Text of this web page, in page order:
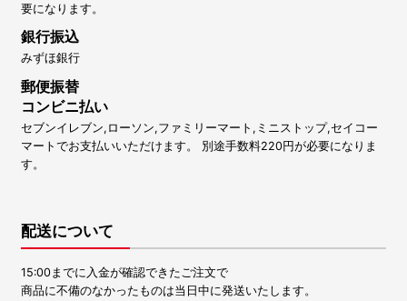
要になります。
銀行振込
みずほ銀行
郵便振替
コンビニ払い
セブンイレブン,ローソン,ファミリーマート,ミニストップ,セイコー
マートでお支払いいただけます。 別途手数料220円が必要になりま
す。
配送について
15:00までに入金が確認できたご注文で
商品に不備のなかったものは当日中に発送いたします。